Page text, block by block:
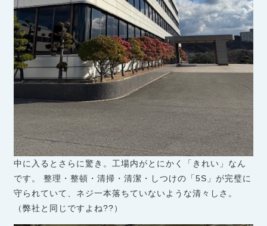
中に入るとさらに驚き。工場内がとにかく「きれい」なん
です。 整理・整頓・清掃・清潔・しつけの「5S」が完璧に
守られていて、ネジ一本落ちていないような清々しさ。
（弊社と同じですよね??）